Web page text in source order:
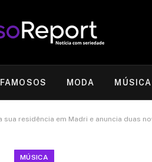
FAMOSOS MODA MÚSICA
residência em Madri e anuncia duas
MÚSICA